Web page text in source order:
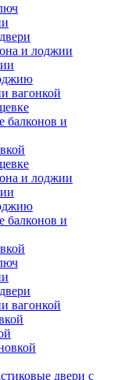
и лоджии
вагонкой
балконов и
и лоджии
балконов и
вагонкой
двери с